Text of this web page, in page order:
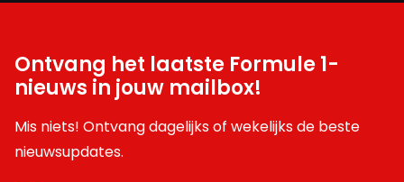
Ontvang het laatste Formule 1-
nieuws in jouw mailbox!
Mis niets! Ontvang dagelijks of wekelijks de beste
nieuwsupdates.